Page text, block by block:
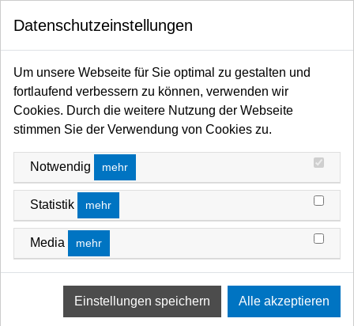
Startseite Kabel / Stecker / Verteiler Steckverbinder HDMI
HDMI
FILTERN NACH SORTIEREN NACH
Adapter, Nickel, D-Gehäuse,
Serie: HDMI
Adapter, schwarz, D-Gehäuse,
Serie: HDMI
Datenschutzeinstellungen
Um unsere Webseite für Sie optimal zu gestalten und
fortlaufend verbessern zu können, verwenden wir
Cookies. Durch die weitere Nutzung der Webseite
stimmen Sie der Verwendung von Cookies zu.
Notwendig mehr
Statistik mehr
Media mehr